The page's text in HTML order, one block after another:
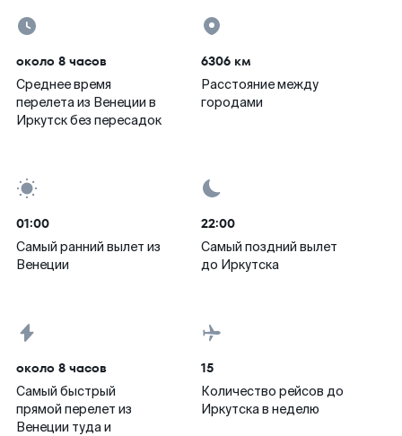
около 8 часов
Среднее время
перелета из Венеции в
Иркутск без пересадок
6306 км
Расстояние между
городами
01:00
Самый ранний вылет из
Венеции
22:00
Самый поздний вылет
до Иркутска
около 8 часов
Самый быстрый
прямой перелет из
Венеции туда и
15
Количество рейсов до
Иркутска в неделю